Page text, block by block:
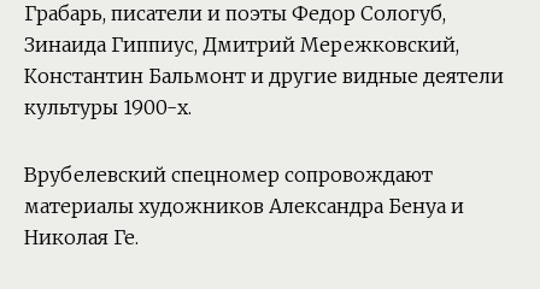
Грабарь, писатели и поэты Федор Сологуб,
Зинаида Гиппиус, Дмитрий Мережковский,
Константин Бальмонт и другие видные деятели
культуры 1900-х.
Врубелевский спецномер сопровождают
материалы художников Александра Бенуа и
Николая Ге.